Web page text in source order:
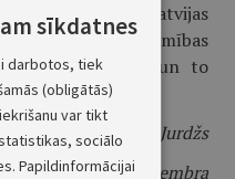
sadarbībā ar Latvijas
tiešās pieejamības
aprūpē un to
ministrs
R. Jurdžs
gada 9. septembra
sīkdatnes
darbotos, tiek
(obligātās)
var tikt
sociālo
Papildinformācijai